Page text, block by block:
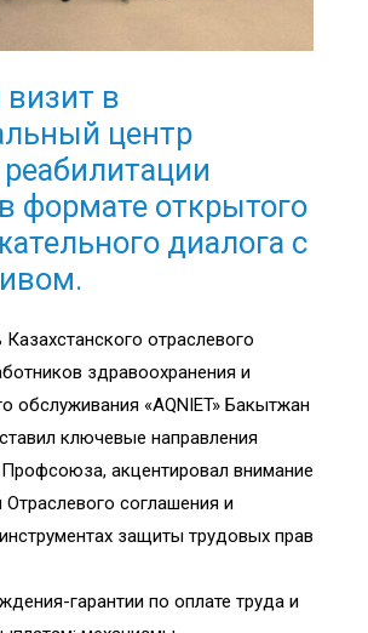
визит в
центр
формате открытого
диалога с
отраслевого
здравоохранения и
обслуживания «AQNIET» Бакытжан
ключевые направления
акцентировал внимание
Отраслевого соглашения и
защиты трудовых прав
гарантии по оплате труда и